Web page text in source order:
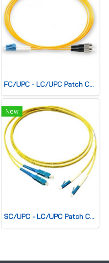
FC/UPC - LC/UPC Patch Cord Duplex(SM) 2.0mm, G.657A2
New
SC/UPC - LC/UPC Patch Cord Duplex(SM) 2.0mm, G.657A2